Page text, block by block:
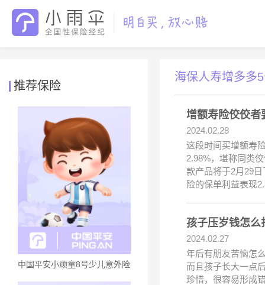
推荐保险
中国平安小顽童8号少儿意外险
海保人寿增多多
增额寿险佼佼者
2024.02.28
这段时间买增额寿
2.98%，堪称同类
款产品将于2月29
险的保单利益表现
孩子压岁钱怎么
2024.02.27
年后有朋友苦恼怎
而且孩子长大一点
珍惜，很容易形成